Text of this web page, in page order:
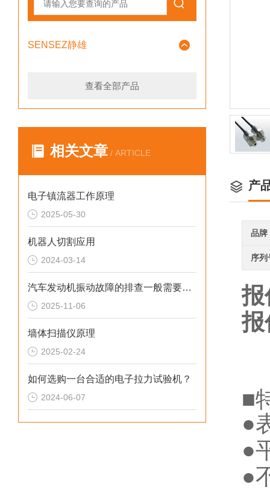
SENSEZ静雄
查看全部产品
相关文章 / ARTICLE
电子镇流器工作原理
2025-05-30
机器人切割应用
2024-03-14
汽车发动机振动故障的排查一般需要多长时间
2025-11-06
墙体扫描仪原理
2025-02-24
如何选购一台合适的电子拉力试验机？
2024-06-07
产
品牌
序列
报
报
■
●
●
●